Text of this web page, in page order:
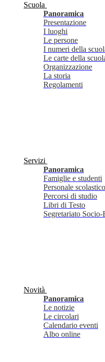
Scuola
Panoramica
Presentazione
I luoghi
Le persone
I numeri della
Le carte della
Organizzazione
La storia
Regolamenti
Servizi
Panoramica
Famiglie e studenti
Personale scolastico
Percorsi di studio
Libri di Testo
Segretariato
Novità
Panoramica
Le notizie
Le circolari
Calendario eventi
Albo online